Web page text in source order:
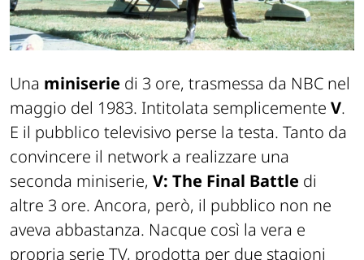
Una miniserie di 3 ore, trasmessa da NBC nel
maggio del 1983. Intitolata semplicemente V.
E il pubblico televisivo perse la testa. Tanto da
convincere il network a realizzare una
seconda miniserie, V: The Final Battle di
altre 3 ore. Ancora, però, il pubblico non ne
aveva abbastanza. Nacque così la vera e
propria serie TV, prodotta per due stagioni